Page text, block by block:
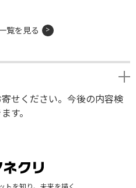
覧を見る
せください。今後の内容検
す。